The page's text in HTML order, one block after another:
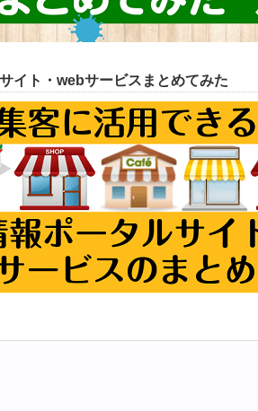
イト・webサービスまとめてみた